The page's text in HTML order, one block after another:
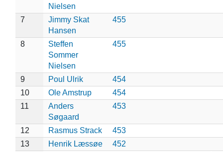
Nielsen
7
Jimmy Skat
Hansen
455
8
Steffen
Sommer
Nielsen
455
9 Poul Ulrik
454
10
Ole Amstrup
454
11
Anders
Søgaard
453
12 Rasmus Strack
453
13
Henrik Læssøe
452